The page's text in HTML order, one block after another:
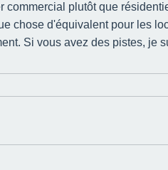
plutôt que
chose d'équivalent pour les
Si vous avez des pistes, je